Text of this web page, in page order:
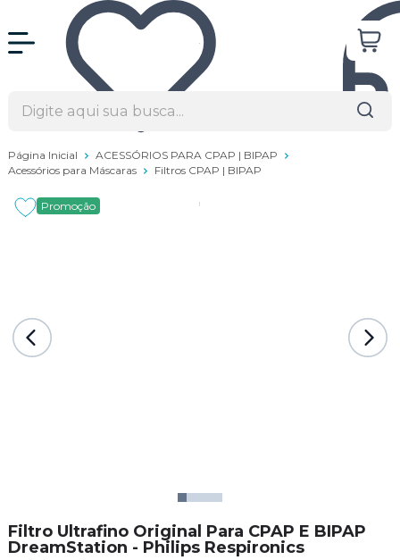
Página Inicial
ACESSÓRIOS PARA CPAP | BIPAP
Acessórios para Máscaras
Filtros CPAP | BIPAP
Promoção
Filtro Ultrafino Original Para CPAP E BIPAP
DreamStation - Philips Respironics